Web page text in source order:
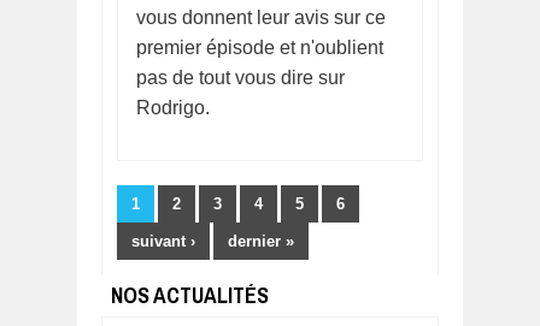
vous donnent leur avis sur ce
premier épisode et n'oublient
pas de tout vous dire sur
Rodrigo.
1 2 3 4 5 6
suivant › dernier »
NOS ACTUALITÉS